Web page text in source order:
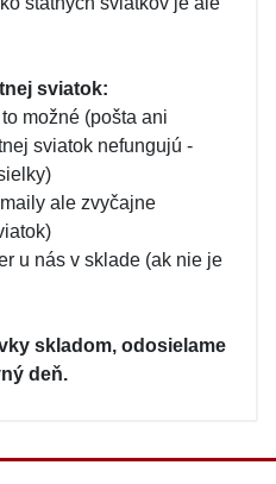
sviatok:
možné (pošta ani
sviatok nefungujú -
ale zvyčajne
u nás v sklade (ak nie je
skladom, odosielame
deň.